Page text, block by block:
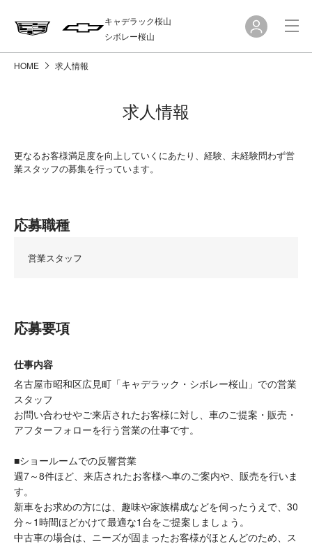
キャデラック桜山
シボレー桜山
HOME 求人情報
求人情報
更なるお客様満足度を向上していくにあたり、経験、未経験問わず営
業スタッフの募集を行っています。
応募職種
営業スタッフ
応募要項
仕事内容
名古屋市昭和区広見町「キャデラック・シボレー桜山」での営業
スタッフ
お問い合わせやご来店されたお客様に対し、車のご提案・販売・
アフターフォローを行う営業の仕事です。
■ショールームでの反響営業
週7～8件ほど、来店されたお客様へ車のご案内や、販売を行いま
す。
新車をお求めの方には、趣味や家族構成などを伺ったうえで、30
分～1時間ほどかけて最適な1台をご提案しましょう。
中古車の場合は、ニーズが固まったお客様がほとんどのため、ス